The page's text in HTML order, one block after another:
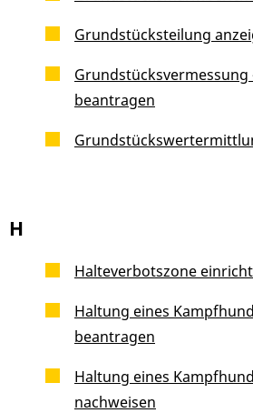
Grundstücksteilung
beantragen
H
Halteverbotszone
Haltung eines
beantragen
Haltung eines
nachweisen